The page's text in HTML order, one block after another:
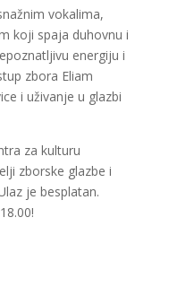
vokalima,
koji spaja duhovnu i
energiju i
zbora Eliam
i uživanje u glazbi
za kulturu
zborske glazbe i
je besplatan.